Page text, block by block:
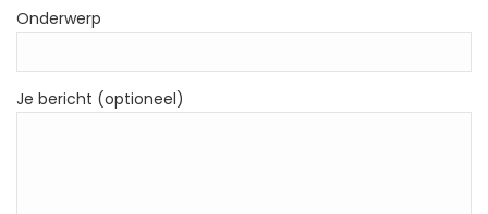
Onderwerp
Je bericht (optioneel)